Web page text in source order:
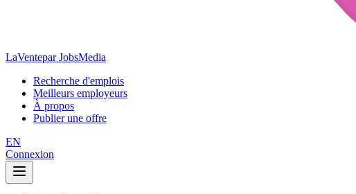
LaVentepar JobsMedia
Recherche d'emplois
Meilleurs employeurs
À propos
Publier une offre
EN
Connexion